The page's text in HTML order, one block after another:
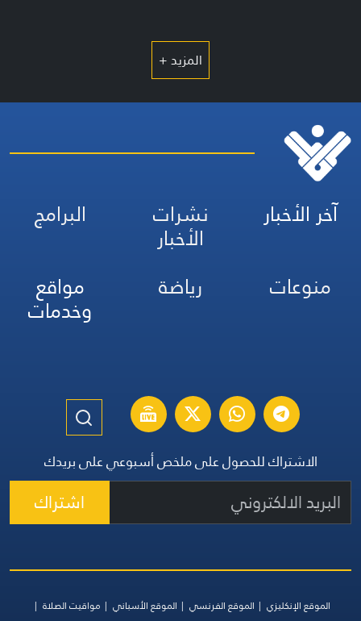
المزيد +
آخر الأخبار نشرات
الأخبار
البرامج
منوعات
رياضة مواقع
وخدمات
الاشتراك للحصول على ملخص أسبوعي على بريدك
اشتراك
الموقع الإنكليزي الموقع الفرنسي الموقع الأسباني
مواقيت الصلاة